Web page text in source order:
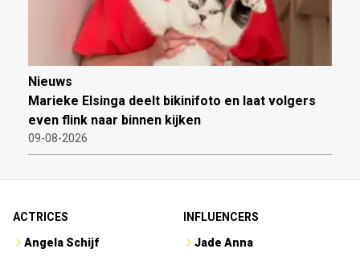
Nieuws
Marieke Elsinga deelt bikinifoto en laat volgers
even flink naar binnen kijken
09-08-2026
ACTRICES
Angela Schijf
INFLUENCERS
Jade Anna